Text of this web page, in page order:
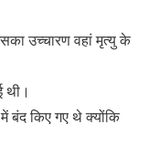
उच्चारण वहां मृत्यु के
थी।
बंद किए गए थे क्योंकि